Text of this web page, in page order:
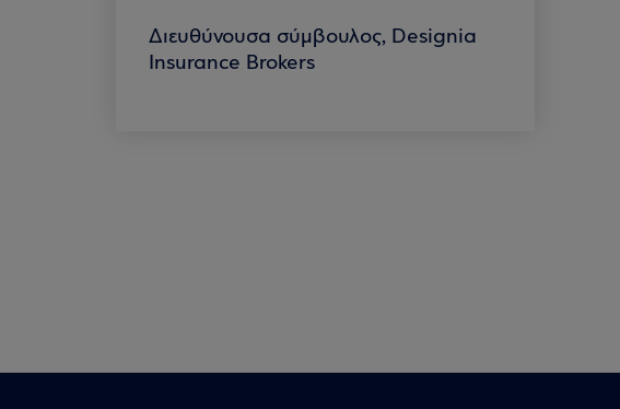
Διευθύνουσα σύμβουλος, Designia
Insurance Brokers